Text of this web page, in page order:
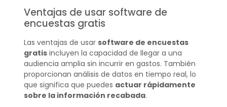
Ventajas de usar software de
encuestas gratis
Las ventajas de usar software de encuestas
gratisincluyen la capacidad de llegar a una
audiencia amplia sin incurrir en gastos. También
proporcionan análisis de datos en tiempo real, lo
que significa que puedes actuar rápidamente
sobre la información recabada.